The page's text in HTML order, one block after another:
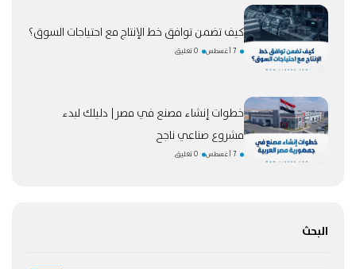
كيف تضمن توافق خط الإنتاج مع احتياجات السوق؟
7 أغسطس 0 تعليق
خطوات إنشاء مصنع في مصر| دليلك لبدء
مشروع صناعي ناجح
7 أغسطس 0 تعليق
البحث